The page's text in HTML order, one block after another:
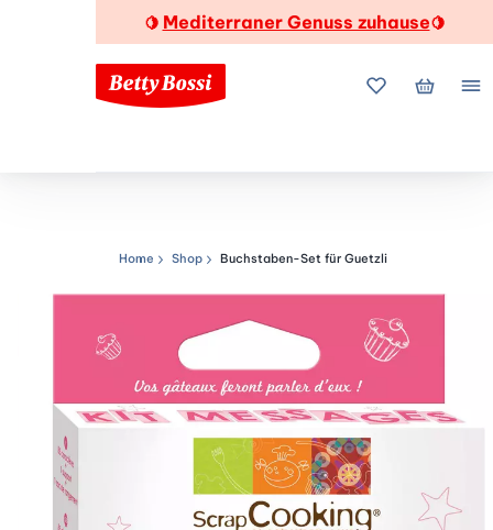
🍋 Mediterraner Genuss zuhause🍋
MeineMein
Navigationspfad
Home Shop Buchstaben-Set für Guetzli